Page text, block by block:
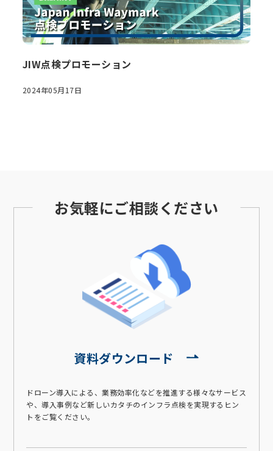
JIW点検プロモーション
2024年05月17日
お気軽にご相談ください
資料ダウンロード
ドローン導入による、業務効率化などを推進する様々なサービス
や、導入事例など新しいカタチのインフラ点検を実現するヒン
トをご覧ください。